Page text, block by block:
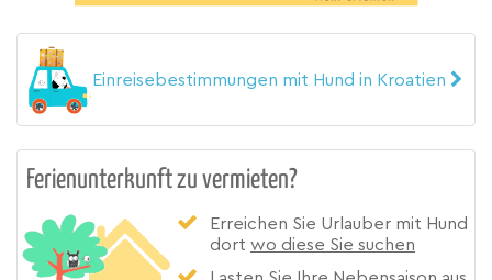
Einreisebestimmungen mit Hund in Kroatien
Ferienunterkunft zu vermieten?
Erreichen Sie Urlauber mit Hund
dort wo diese Sie suchen